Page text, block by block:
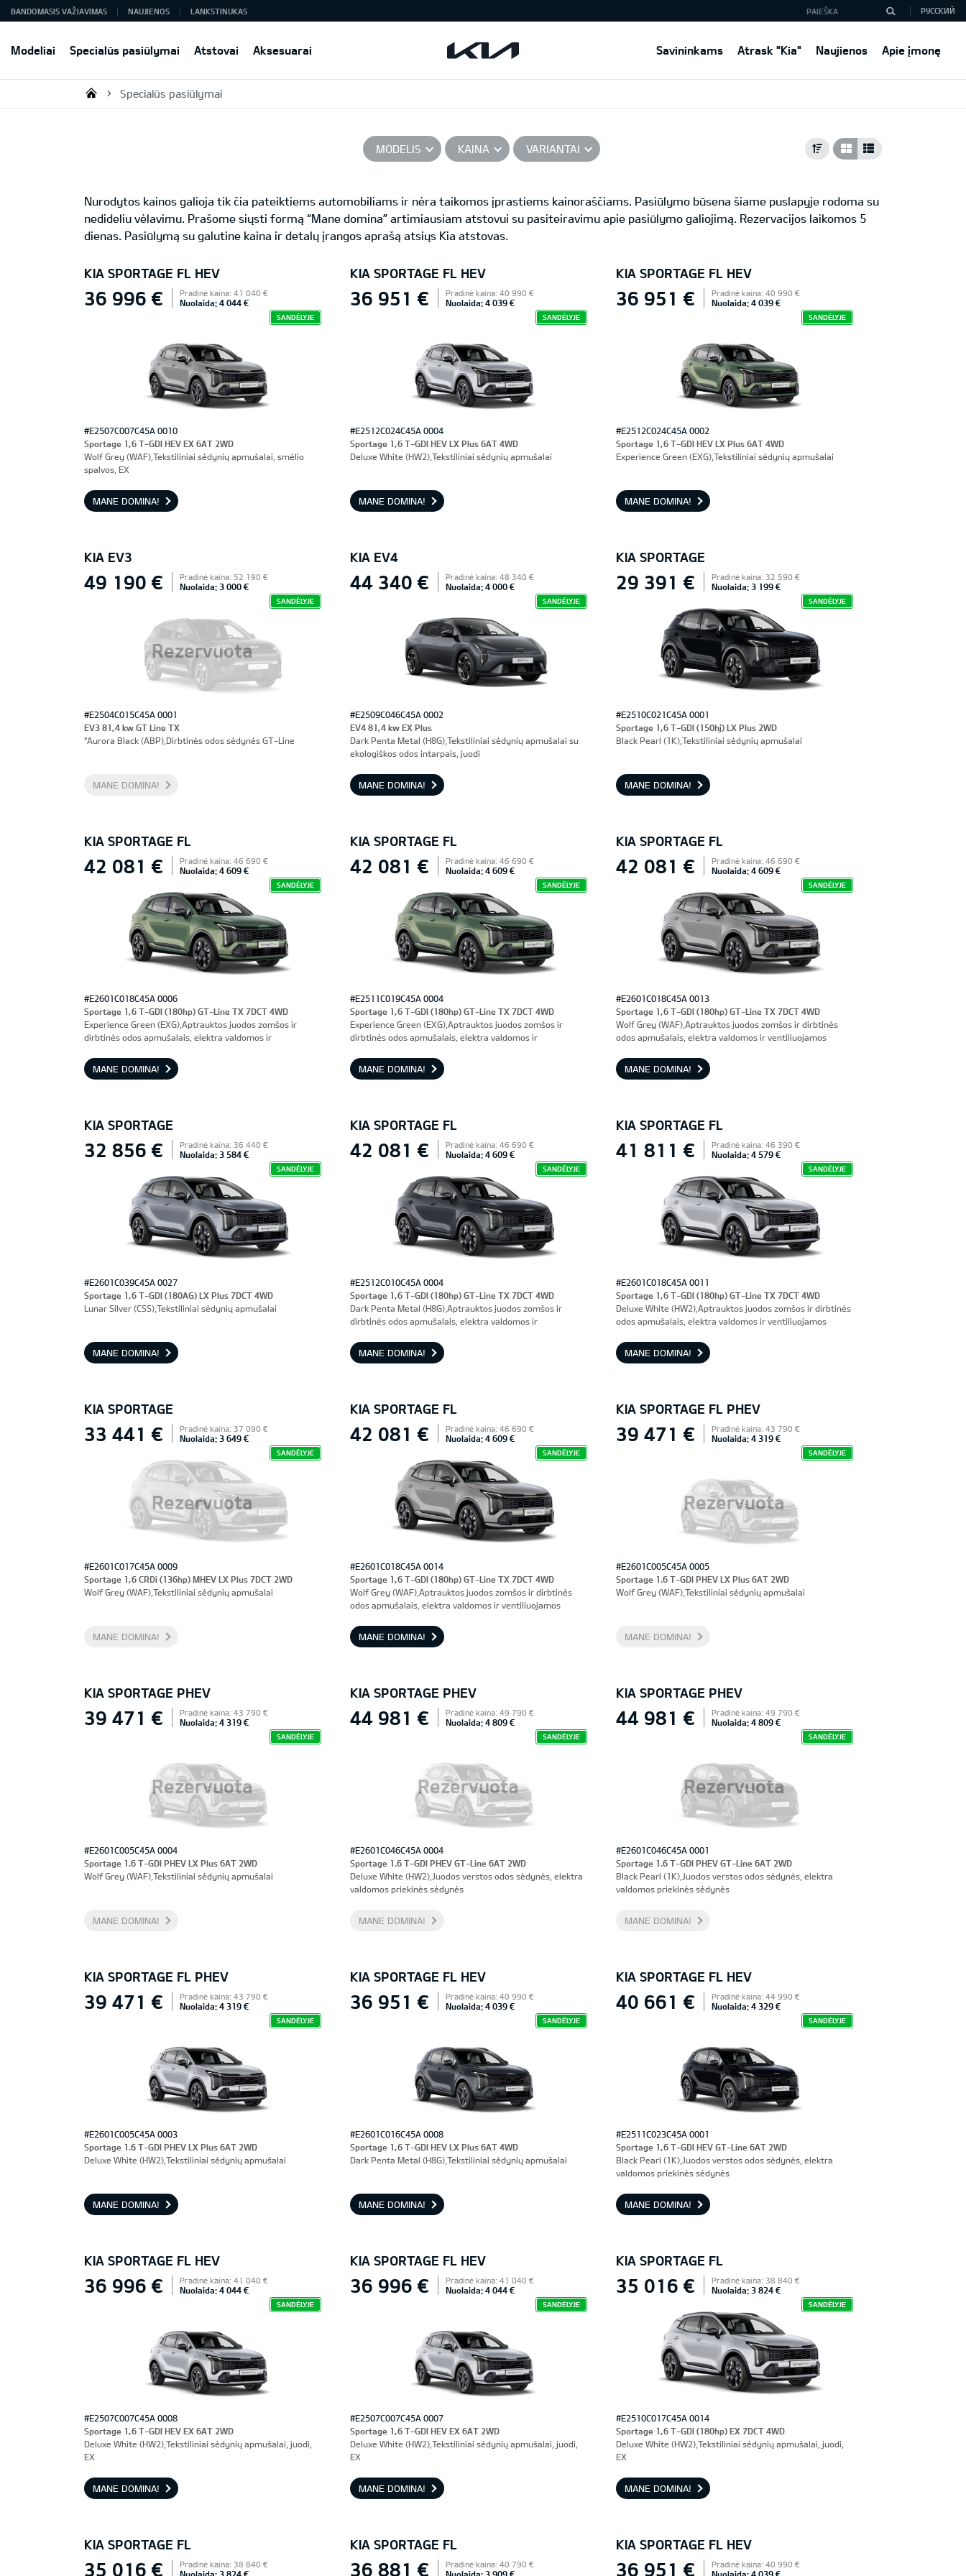
Modeliai Specialūs pasiūlymai Atstovai Aksesuarai Savininkams Atrask "Kia" Naujienos Apie įmonę
BANDOMASIS VAŽIAVIMAS NAUJIENOS LANKSTINUKAS РУССКИЙ
KIA AUTO AS
Specialūs pasiūlymai
MODELIS KAINA VARIANTAI
Nurodytos kainos galioja tik čia pateiktiems automobiliams ir nėra taikomos įprastiems kainoraščiams. Pasiūlymo būsena šiame puslapyje rodoma su
nedideliu vėlavimu. Prašome siųsti formą “Mane domina” artimiausiam atstovui su pasiteiravimu apie pasiūlymo galiojimą. Rezervacijos laikomos 5
dienas. Pasiūlymą su galutine kaina ir detalų įrangos aprašą atsiųs Kia atstovas.
KIA SPORTAGE FL HEV
36 996 € Pradinė kaina: 41 040 €
Nuolaida: 4 044 €
SANDĖLYJE
#E2507C007C45A 0010
Sportage 1,6 T-GDI HEV EX 6AT 2WD
Wolf Grey (WAF),Tekstiliniai sėdynių apmušalai, smėlio
spalvos, EX
MANE DOMINA!
KIA SPORTAGE FL HEV
36 951 € Pradinė kaina: 40 990 €
Nuolaida: 4 039 €
SANDĖLYJE
#E2512C024C45A 0004
Sportage 1,6 T-GDI HEV LX Plus 6AT 4WD
Deluxe White (HW2),Tekstiliniai sėdynių apmušalai
MANE DOMINA!
KIA SPORTAGE FL HEV
36 951 € Pradinė kaina: 40 990 €
Nuolaida: 4 039 €
SANDĖLYJE
#E2512C024C45A 0002
Sportage 1,6 T-GDI HEV LX Plus 6AT 4WD
Experience Green (EXG),Tekstiliniai sėdynių apmušalai
MANE DOMINA!
KIA EV3
Rezervuota
49 190 € Pradinė kaina: 52 190 €
Nuolaida: 3 000 €
SANDĖLYJE
#E2504C015C45A 0001
EV3 81,4 kw GT Line TX
"Aurora Black (ABP),Dirbtinės odos sėdynės GT-Line
MANE DOMINA!
KIA EV4
44 340 € Pradinė kaina: 48 340 €
Nuolaida: 4 000 €
SANDĖLYJE
#E2509C046C45A 0002
EV4 81,4 kw EX Plus
Dark Penta Metal (H8G),Tekstiliniai sėdynių apmušalai su
ekologiškos odos intarpais, juodi
MANE DOMINA!
KIA SPORTAGE
29 391 € Pradinė kaina: 32 590 €
Nuolaida: 3 199 €
SANDĖLYJE
#E2510C021C45A 0001
Sportage 1,6 T-GDI (150hj) LX Plus 2WD
Black Pearl (1K),Tekstiliniai sėdynių apmušalai
MANE DOMINA!
KIA SPORTAGE FL
42 081 € Pradinė kaina: 46 690 €
Nuolaida: 4 609 €
SANDĖLYJE
#E2601C018C45A 0006
Sportage 1,6 T-GDI (180hp) GT-Line TX 7DCT 4WD
Experience Green (EXG),Aptrauktos juodos zomšos ir
dirbtinės odos apmušalais, elektra valdomos ir
atmintimi
MANE DOMINA!
KIA SPORTAGE FL
42 081 € Pradinė kaina: 46 690 €
Nuolaida: 4 609 €
SANDĖLYJE
#E2511C019C45A 0004
Sportage 1,6 T-GDI (180hp) GT-Line TX 7DCT 4WD
Experience Green (EXG),Aptrauktos juodos zomšos ir
dirbtinės odos apmušalais, elektra valdomos ir
atmintimi
MANE DOMINA!
KIA SPORTAGE FL
42 081 € Pradinė kaina: 46 690 €
Nuolaida: 4 609 €
SANDĖLYJE
#E2601C018C45A 0013
Sportage 1,6 T-GDI (180hp) GT-Line TX 7DCT 4WD
Wolf Grey (WAF),Aptrauktos juodos zomšos ir dirbtinės
odos apmušalais, elektra valdomos ir ventiliuojamos
MANE DOMINA!
KIA SPORTAGE
32 856 € Pradinė kaina: 36 440 €
Nuolaida: 3 584 €
SANDĖLYJE
#E2601C039C45A 0027
Sportage 1,6 T-GDI (180AG) LX Plus 7DCT 4WD
Lunar Silver (CSS),Tekstiliniai sėdynių apmušalai
MANE DOMINA!
KIA SPORTAGE FL
42 081 € Pradinė kaina: 46 690 €
Nuolaida: 4 609 €
SANDĖLYJE
#E2512C010C45A 0004
Sportage 1,6 T-GDI (180hp) GT-Line TX 7DCT 4WD
Dark Penta Metal (H8G),Aptrauktos juodos zomšos ir
dirbtinės odos apmušalais, elektra valdomos ir
atmintimi
MANE DOMINA!
KIA SPORTAGE FL
41 811 € Pradinė kaina: 46 390 €
Nuolaida: 4 579 €
SANDĖLYJE
#E2601C018C45A 0011
Sportage 1,6 T-GDI (180hp) GT-Line TX 7DCT 4WD
Deluxe White (HW2),Aptrauktos juodos zomšos ir dirbtinės
odos apmušalais, elektra valdomos ir ventiliuojamos
MANE DOMINA!
KIA SPORTAGE
Rezervuota
33 441 € Pradinė kaina: 37 090 €
Nuolaida: 3 649 €
SANDĖLYJE
#E2601C017C45A 0009
Sportage 1,6 CRDi (136hp) MHEV LX Plus 7DCT 2WD
Wolf Grey (WAF),Tekstiliniai sėdynių apmušalai
MANE DOMINA!
KIA SPORTAGE FL
42 081 € Pradinė kaina: 46 690 €
Nuolaida: 4 609 €
SANDĖLYJE
#E2601C018C45A 0014
Sportage 1,6 T-GDI (180hp) GT-Line TX 7DCT 4WD
Wolf Grey (WAF),Aptrauktos juodos zomšos ir dirbtinės
odos apmušalais, elektra valdomos ir ventiliuojamos
MANE DOMINA!
KIA SPORTAGE FL PHEV
Rezervuota
39 471 € Pradinė kaina: 43 790 €
Nuolaida: 4 319 €
SANDĖLYJE
#E2601C005C45A 0005
Sportage 1.6 T-GDI PHEV LX Plus 6AT 2WD
Wolf Grey (WAF),Tekstiliniai sėdynių apmušalai
MANE DOMINA!
KIA SPORTAGE PHEV
Rezervuota
39 471 € Pradinė kaina: 43 790 €
Nuolaida: 4 319 €
SANDĖLYJE
#E2601C005C45A 0004
Sportage 1.6 T-GDI PHEV LX Plus 6AT 2WD
Wolf Grey (WAF),Tekstiliniai sėdynių apmušalai
MANE DOMINA!
KIA SPORTAGE PHEV
Rezervuota
44 981 € Pradinė kaina: 49 790 €
Nuolaida: 4 809 €
SANDĖLYJE
#E2601C046C45A 0004
Sportage 1.6 T-GDI PHEV GT-Line 6AT 2WD
Deluxe White (HW2),Juodos verstos odos sėdynės, elektra
valdomos priekinės sėdynės
MANE DOMINA!
KIA SPORTAGE PHEV
Rezervuota
44 981 € Pradinė kaina: 49 790 €
Nuolaida: 4 809 €
SANDĖLYJE
#E2601C046C45A 0001
Sportage 1.6 T-GDI PHEV GT-Line 6AT 2WD
Black Pearl (1K),Juodos verstos odos sėdynės, elektra
valdomos priekinės sėdynės
MANE DOMINA!
KIA SPORTAGE FL PHEV
39 471 € Pradinė kaina: 43 790 €
Nuolaida: 4 319 €
SANDĖLYJE
#E2601C005C45A 0003
Sportage 1.6 T-GDI PHEV LX Plus 6AT 2WD
Deluxe White (HW2),Tekstiliniai sėdynių apmušalai
MANE DOMINA!
KIA SPORTAGE FL HEV
36 951 € Pradinė kaina: 40 990 €
Nuolaida: 4 039 €
SANDĖLYJE
#E2601C016C45A 0008
Sportage 1,6 T-GDI HEV LX Plus 6AT 4WD
Dark Penta Metal (H8G),Tekstiliniai sėdynių apmušalai
MANE DOMINA!
KIA SPORTAGE FL HEV
40 661 € Pradinė kaina: 44 990 €
Nuolaida: 4 329 €
SANDĖLYJE
#E2511C023C45A 0001
Sportage 1,6 T-GDI HEV GT-Line 6AT 2WD
Black Pearl (1K),Juodos verstos odos sėdynės, elektra
valdomos priekinės sėdynės
MANE DOMINA!
KIA SPORTAGE FL HEV
36 996 € Pradinė kaina: 41 040 €
Nuolaida: 4 044 €
SANDĖLYJE
#E2507C007C45A 0008
Sportage 1,6 T-GDI HEV EX 6AT 2WD
Deluxe White (HW2),Tekstiliniai sėdynių apmušalai, juodi,
EX
MANE DOMINA!
KIA SPORTAGE FL HEV
36 996 € Pradinė kaina: 41 040 €
Nuolaida: 4 044 €
SANDĖLYJE
#E2507C007C45A 0007
Sportage 1,6 T-GDI HEV EX 6AT 2WD
Deluxe White (HW2),Tekstiliniai sėdynių apmušalai, juodi,
EX
MANE DOMINA!
KIA SPORTAGE FL
35 016 € Pradinė kaina: 38 840 €
Nuolaida: 3 824 €
SANDĖLYJE
#E2510C017C45A 0014
Sportage 1,6 T-GDI (180hp) EX 7DCT 4WD
Deluxe White (HW2),Tekstiliniai sėdynių apmušalai, juodi,
EX
MANE DOMINA!
KIA SPORTAGE FL
35 016 € Pradinė kaina: 38 840 €
Nuolaida: 3 824 €
KIA SPORTAGE FL
36 881 € Pradinė kaina: 40 790 €
Nuolaida: 3 909 €
KIA SPORTAGE FL HEV
36 951 € Pradinė kaina: 40 990 €
Nuolaida: 4 039 €